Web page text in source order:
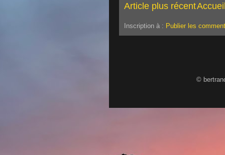
Article plus récent
Inscription à : Publier les
©